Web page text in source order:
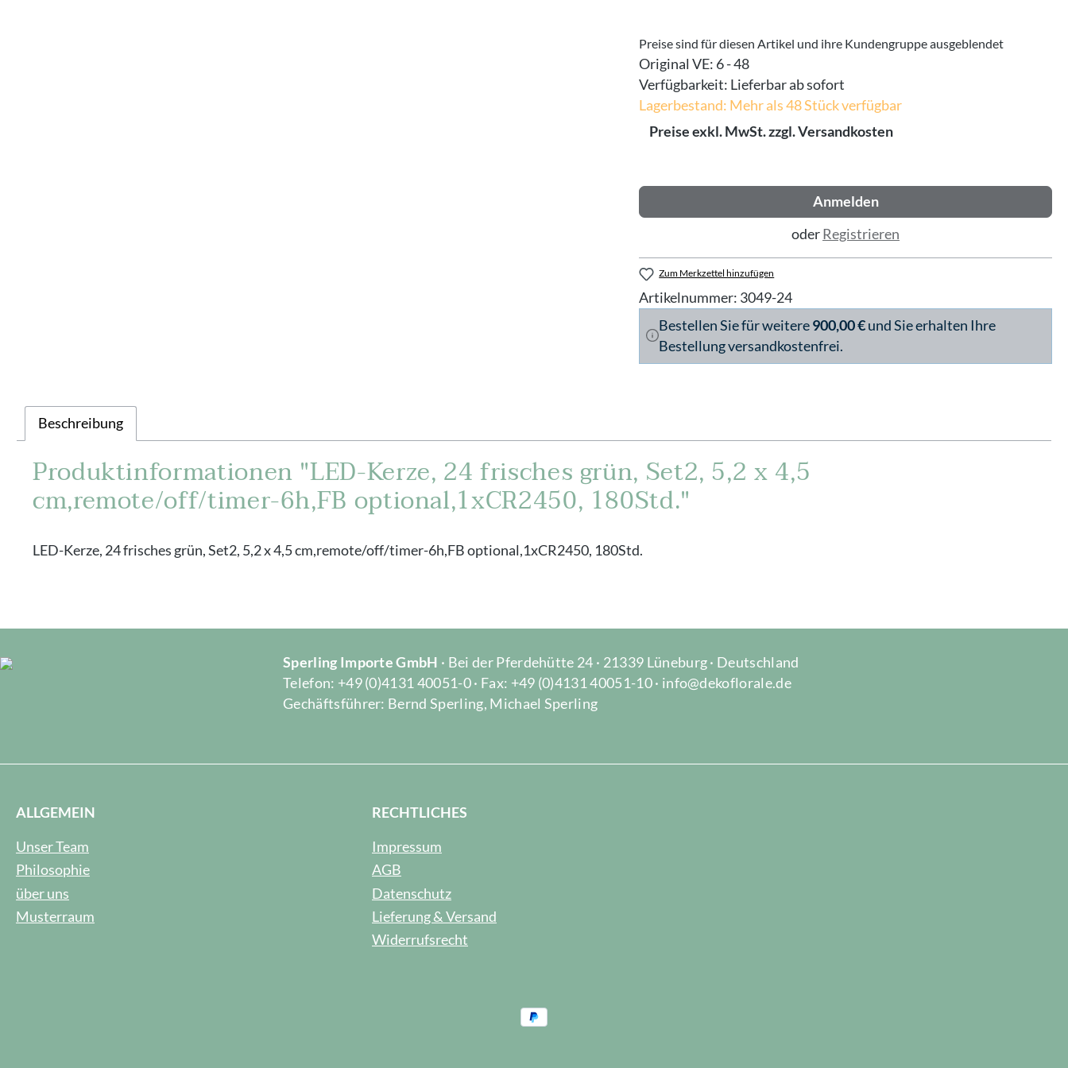
Preise sind für diesen Artikel und ihre Kundengruppe ausgeblendet
Original VE: 6 - 48
Verfügbarkeit: Lieferbar ab sofort
Lagerbestand: Mehr als 48 Stück verfügbar
Preise exkl. MwSt. zzgl. Versandkosten
Anmelden
oderRegistrieren
Zum Merkzettel hinzufügen
Artikelnummer: 3049-24
Bestellen Sie für weitere900,00 €und Sie erhalten Ihre
Bestellung versandkostenfrei.
Beschreibung
Produktinformationen "LED-Kerze, 24 frisches grün, Set2, 5,2 x 4,5
cm,remote/off/timer-6h,FB optional,1xCR2450, 180Std."
LED-Kerze, 24 frisches grün, Set2, 5,2 x 4,5 cm,remote/off/timer-6h,FB optional,1xCR2450, 180Std.
Sperling Importe GmbH · Bei der Pferdehütte 24 · 21339 Lüneburg · Deutschland
Telefon: +49 (0)4131 40051-0 · Fax: +49 (0)4131 40051-10 · info@dekoflorale.de
Gechäftsführer: Bernd Sperling, Michael Sperling
ALLGEMEIN
Unser Team
Philosophie
über uns
Musterraum
RECHTLICHES
Impressum
AGB
Datenschutz
Lieferung & Versand
Widerrufsrecht